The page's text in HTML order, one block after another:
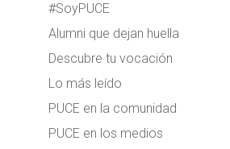
#SoyPUCE
Alumni que dejan huella
Descubre tu vocación
Lo más leído
PUCE en la comunidad
PUCE en los medios